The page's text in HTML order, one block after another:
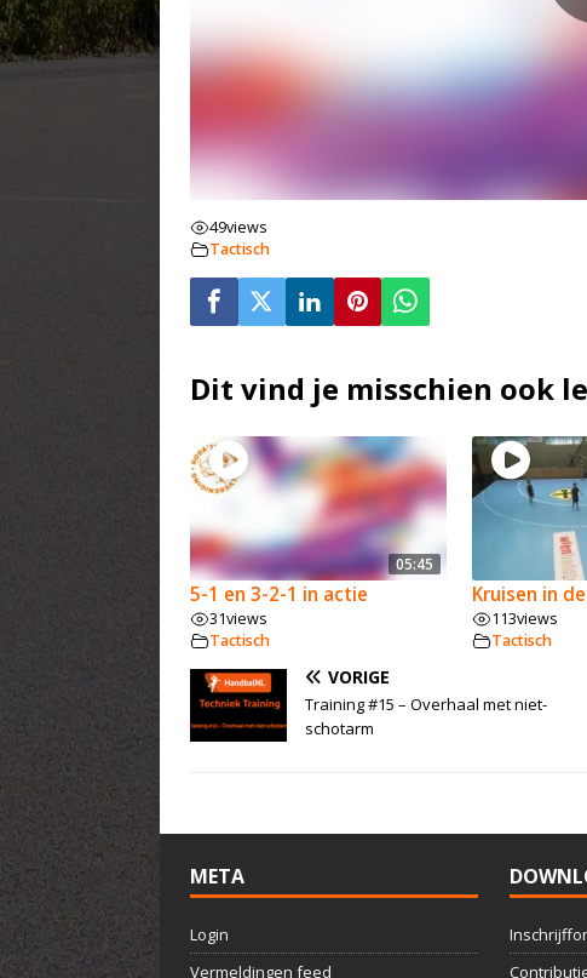
49views
Tactisch
Dit vind je misschien ook
05:45
5-1 en 3-2-1 in actie
31views
Tactisch
Kruisen in
113views
Tactisch
VORIGE
Training #15 – Overhaal met niet-
schotarm
META
Login
Vermeldingen feed